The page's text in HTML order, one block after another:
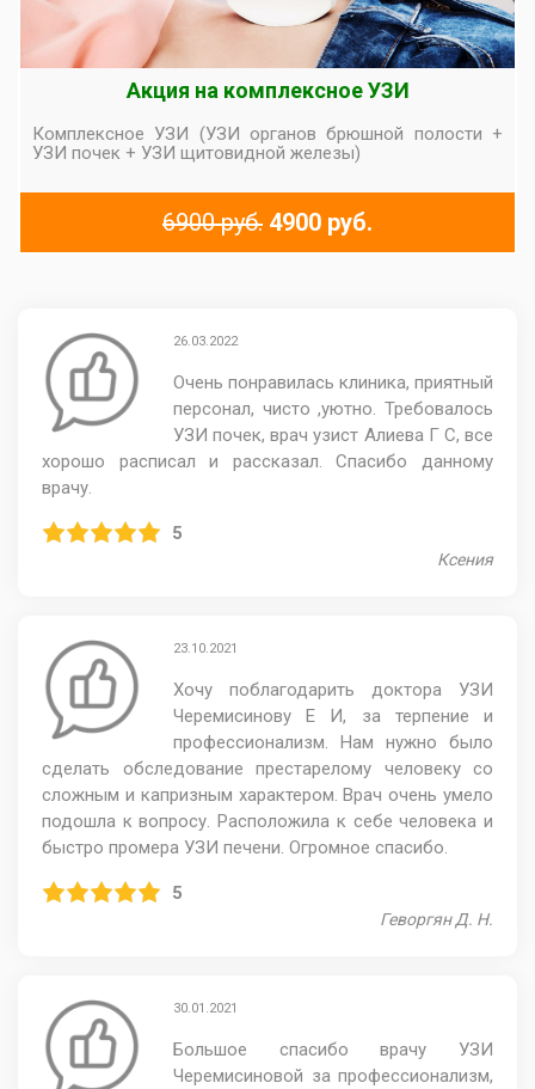
Акция на комплексное УЗИ
Комплексное УЗИ (УЗИ органов брюшной полости +
УЗИ почек + УЗИ щитовидной железы)
6900 руб. 4900 руб.
26.03.2022
Очень понравилась клиника, приятный
персонал, чисто ,уютно. Требовалось
УЗИ почек, врач узист Алиева Г С, все
хорошо расписал и рассказал. Спасибо данному
врачу.
5
Ксения
23.10.2021
Хочу поблагодарить доктора УЗИ
Черемисинову Е И, за терпение и
профессионализм. Нам нужно было
сделать обследование престарелому человеку со
сложным и капризным характером. Врач очень умело
подошла к вопросу. Расположила к себе человека и
быстро промера УЗИ печени. Огромное спасибо.
5
Геворгян Д. Н.
30.01.2021
Большое спасибо врачу УЗИ
Черемисиновой за профессионализм,